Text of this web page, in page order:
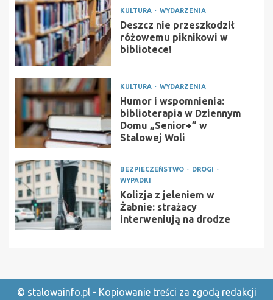
KULTURA WYDARZENIA
Deszcz nie przeszkodził
różowemu piknikowi w
bibliotece!
KULTURA WYDARZENIA
Humor i wspomnienia:
biblioterapia w Dziennym
Domu „Senior+” w
Stalowej Woli
BEZPIECZEŃSTWO
DROGI
WYPADKI
Kolizja z jeleniem w
Żabnie: strażacy
interweniują na drodze
© stalowainfo.pl - Kopiowanie treści za zgodą redakcji